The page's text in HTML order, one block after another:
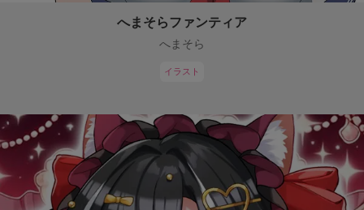
へまそらファンティア
へまそら
イラスト